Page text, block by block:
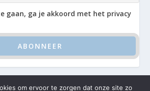
gaan, ga je akkoord met het privacy
om ervoor te zorgen dat onze site zo